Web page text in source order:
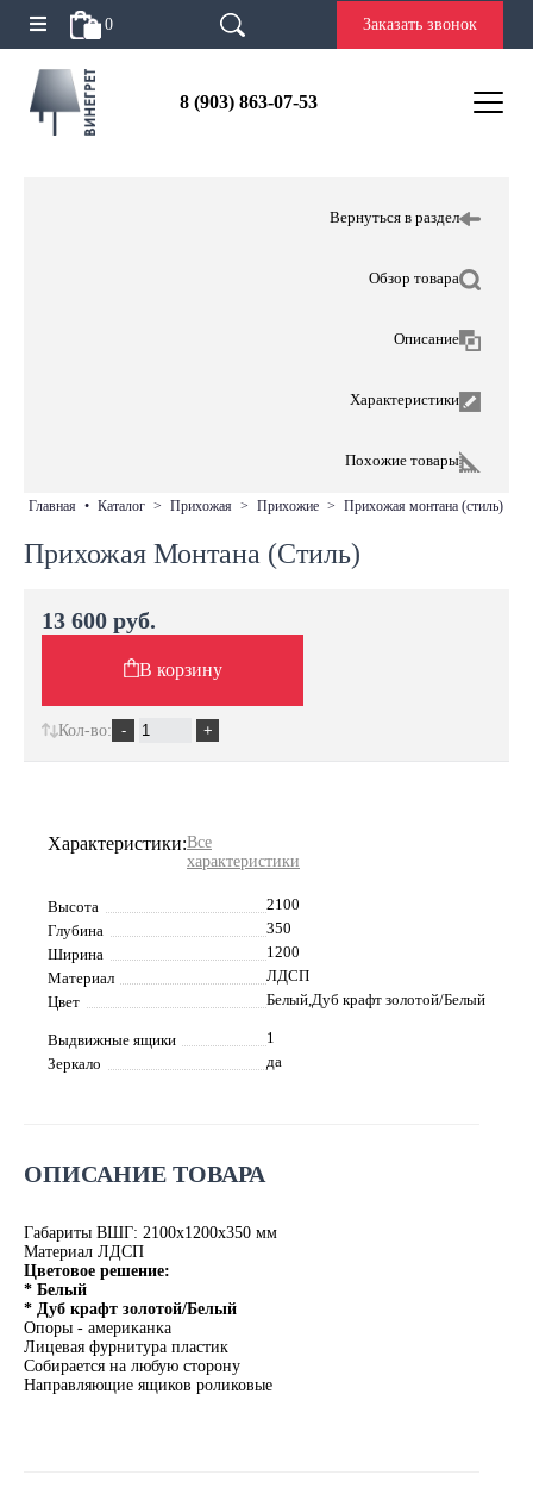
0 Заказать звонок
8 (903) 863-07-53
Вернуться в раздел
Обзор товара
Описание
Характеристики
Похожие товары
главная • каталог > прихожая > прихожие > прихожая монтана (стиль)
Прихожая Монтана (Стиль)
Характеристики:Все
характеристики
Высота
2100
Глубина
350
Ширина
1200
Материал
ЛДСП
Цвет
Белый,Дуб крафт золотой/Белый
Выдвижные ящики
1
Зеркало
да
ОПИСАНИЕ ТОВАРА
Габариты ВШГ: 2100х1200х350 мм
Материал ЛДСП
Цветовое решение:
* Белый
* Дуб крафт золотой/Белый
Опоры - американка
Лицевая фурнитура пластик
Собирается на любую сторону
Направляющие ящиков роликовые
13 600 руб.
В корзину
Кол-во: